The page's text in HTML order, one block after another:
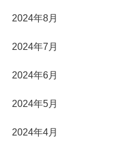
2024年8月
2024年7月
2024年6月
2024年5月
2024年4月